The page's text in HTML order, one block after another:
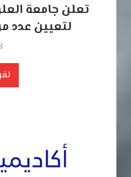
تعلن جامعة
لتعيين عدد
8